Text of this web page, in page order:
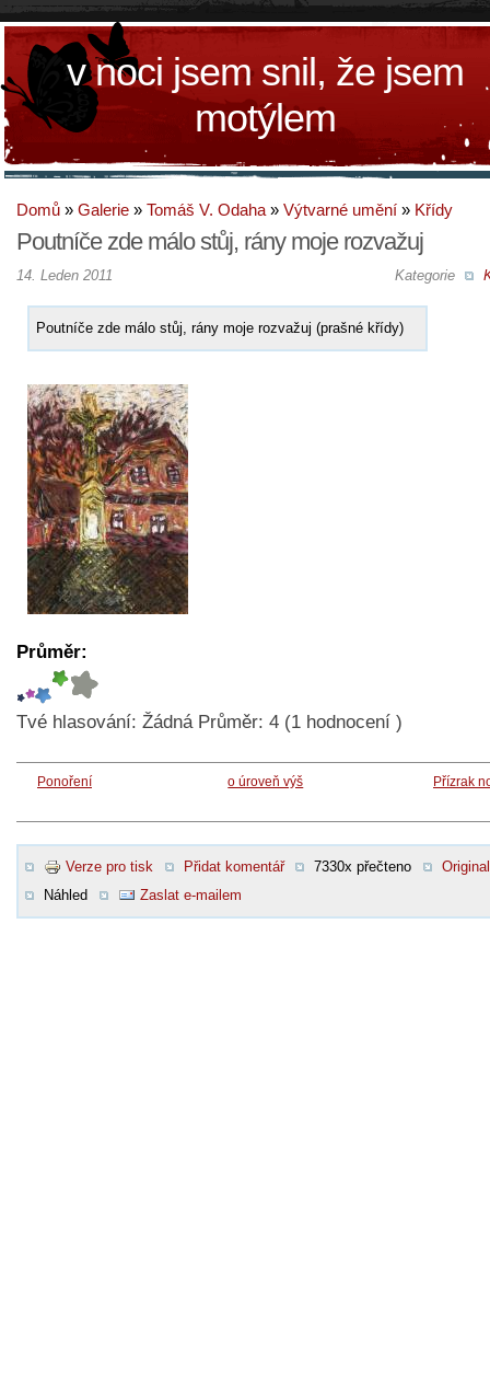
v noci jsem snil, že jsem
motýlem
Domů » Galerie » Tomáš V. Odaha » Výtvarné umění » Křídy
Poutníče zde málo stůj, rány moje rozvažuj
Kategorie
14. Leden 2011
Poutníče zde málo stůj, rány moje rozvažuj (prašné křídy)
Průměr:
Tvé hlasování: Žádná Průměr: 4 (1 hodnocení )
Ponoření o úroveň výš Přízrak
Verze pro tisk Přidat komentář 7330x přečteno
Original
Náhled
Zaslat e-mailem